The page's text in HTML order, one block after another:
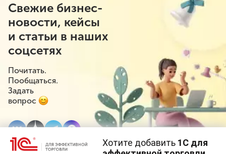
Свежие бизнес-
новости, кейсы
и статьи в наших
соцсетях
Почитать.
Пообщаться.
Задать
вопрос
Хотите добавить 1С для